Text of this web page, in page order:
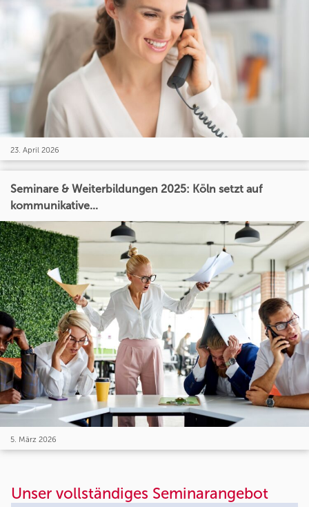
23. April 2026
Seminare & Weiterbildungen 2025: Köln setzt auf
kommunikative...
5. März 2026
Unser vollständiges Seminarangebot